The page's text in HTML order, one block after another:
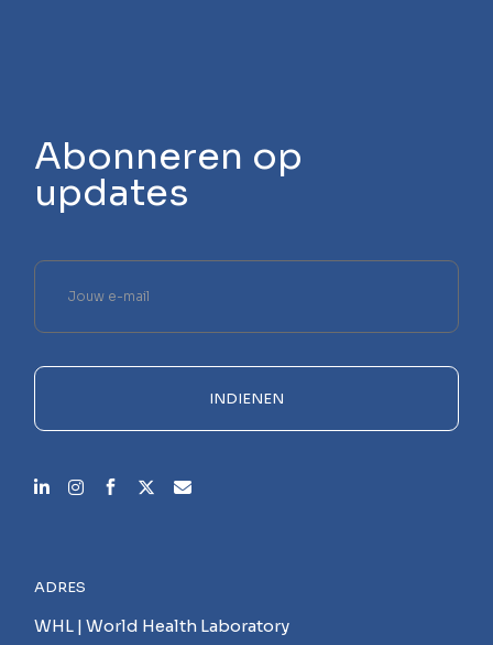
Abonneren op
updates
Laat
veld
INDIENEN
ADRES
WHL | World Health Laboratory